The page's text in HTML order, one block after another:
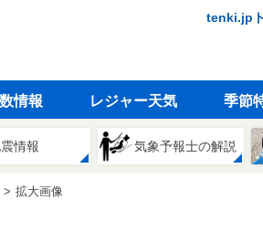
tenki.jp
情報 レジャー天気 季節
情報 気象予報士の解説
拡大画像